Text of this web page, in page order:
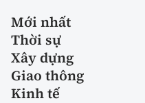
Mới nhất
Thời sự
Xây dựng
Giao thông
Kinh tế